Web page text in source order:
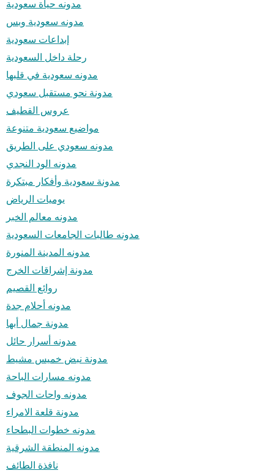
مدونه حياة سعودية
مدونه سعودية وبس
إبداعات سعودية
رحلة داخل السعودية
مدونه سعودية في قلبها
مدونة نحو مستقبل سعودي
عروس القطيف
مواضيع سعودية متنوعة
مدونه سعودي على الطريق
مدونه الود النجدي
مدونة سعودية وأفكار مبتكرة
يوميات الرياض
مدونه معالم الخبر
مدونه طالبات الجامعات السعودية
مدونه المدينة المنورة
مدونة إشراقات الخرج
روائع القصيم
مدونه أحلام جدة
مدونة جمال أبها
مدونه أسرار حائل
مدونة نبض خميس مشيط
مدونه مسارات الباحة
مدونه واحات الجوف
مدونة قلعة الامراء
مدونه خطوات البطحاء
مدونه المنطقة الشرقية
نافذة الطائف